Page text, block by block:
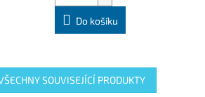
Do košíku
SOUVISEJÍCÍ PRODUKTY